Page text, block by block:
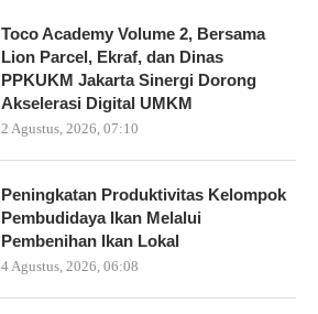
Toco Academy Volume 2, Bersama
Lion Parcel, Ekraf, dan Dinas
PPKUKM Jakarta Sinergi Dorong
Akselerasi Digital UMKM
2 Agustus, 2026, 07:10
Peningkatan Produktivitas Kelompok
Pembudidaya Ikan Melalui
Pembenihan Ikan Lokal
4 Agustus, 2026, 06:08